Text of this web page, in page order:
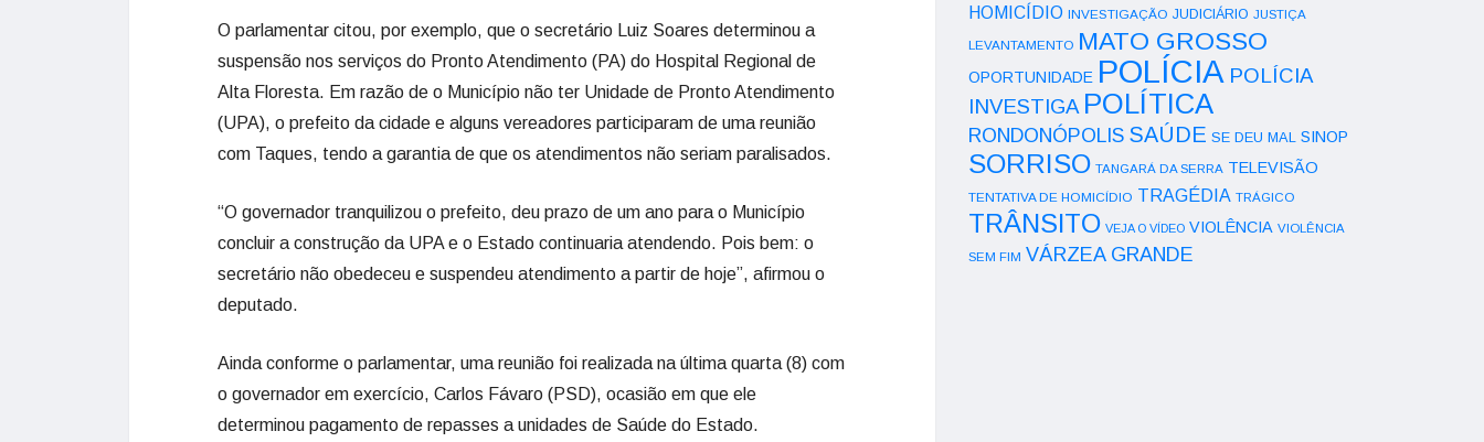
O parlamentar citou, por exemplo, que o secretário Luiz Soares determinou a
suspensão nos serviços do Pronto Atendimento (PA) do Hospital Regional de
Alta Floresta. Em razão de o Município não ter Unidade de Pronto Atendimento
(UPA), o prefeito da cidade e alguns vereadores participaram de uma reunião
com Taques, tendo a garantia de que os atendimentos não seriam paralisados.
“O governador tranquilizou o prefeito, deu prazo de um ano para o Município
concluir a construção da UPA e o Estado continuaria atendendo. Pois bem: o
secretário não obedeceu e suspendeu atendimento a partir de hoje”, afirmou o
deputado.
Ainda conforme o parlamentar, uma reunião foi realizada na última quarta (8) com
o governador em exercício, Carlos Fávaro (PSD), ocasião em que ele
determinou pagamento de repasses a unidades de Saúde do Estado.
HOMICÍDIO INVESTIGAÇÃO JUDICIÁRIO JUSTIÇA
LEVANTAMENTO MATO GROSSO
OPORTUNIDADE POLÍCIA POLÍCIA
INVESTIGA POLÍTICA
RONDONÓPOLIS SAÚDE SE DEU MAL SINOP
SORRISO TANGARÁ DA SERRA TELEVISÃO
TENTATIVA DE HOMICÍDIO TRAGÉDIA TRÁGICO
TRÂNSITO VEJA O VÍDEO VIOLÊNCIA VIOLÊNCIA
SEM FIM VÁRZEA GRANDE